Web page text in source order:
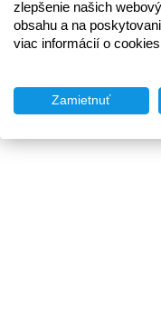
zlepšenie našich
obsahu a na
viac informácií o
Zamietnuť